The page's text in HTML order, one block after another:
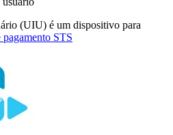
(UIU) é um dispositivo para
pagamento STS